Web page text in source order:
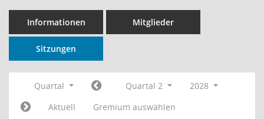
Informationen Mitglieder
Sitzungen
Quartal Quartal 2
2028
Aktuell
Gremium auswählen